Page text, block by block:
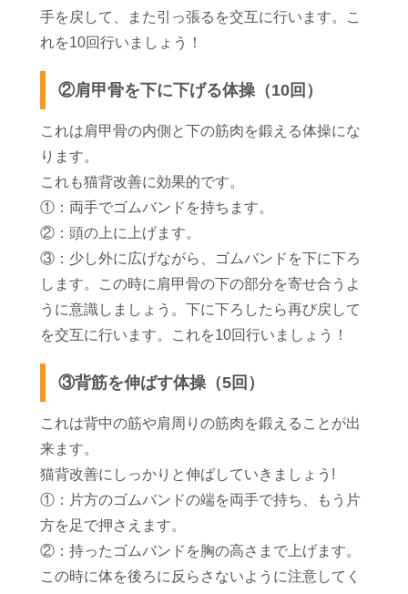
手を戻して、また引っ張るを交互に行います。こ
れを10回行いましょう！
②肩甲骨を下に下げる体操（10回）
これは肩甲骨の内側と下の筋肉を鍛える体操にな
ります。
これも猫背改善に効果的です。
①：両手でゴムバンドを持ちます。
②：頭の上に上げます。
③：少し外に広げながら、ゴムバンドを下に下ろ
します。この時に肩甲骨の下の部分を寄せ合うよ
うに意識しましょう。下に下ろしたら再び戻して
を交互に行います。これを10回行いましょう！
③背筋を伸ばす体操（5回）
これは背中の筋や肩周りの筋肉を鍛えることが出
来ます。
猫背改善にしっかりと伸ばしていきましょう!
①：片方のゴムバンドの端を両手で持ち、もう片
方を足で押さえます。
②：持ったゴムバンドを胸の高さまで上げます。
この時に体を後ろに反らさないように注意してく